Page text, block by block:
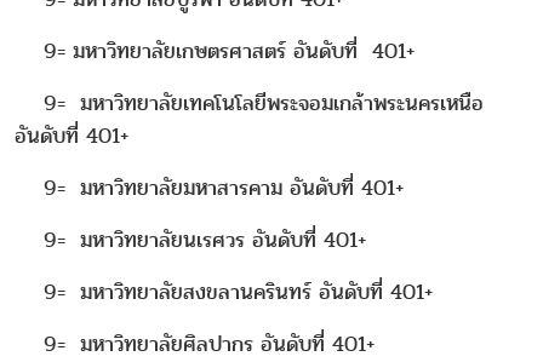
9= มหาวิทยาลัยเกษตรศาสตร์ อันดับที่ 401+
9= มหาวิทยาลัยเทคโนโลยีพระจอมเกล้าพระนครเหนือ
อันดับที่ 401+
9= มหาวิทยาลัยมหาสารคาม อันดับที่ 401+
9= มหาวิทยาลัยนเรศวร อันดับที่ 401+
9= มหาวิทยาลัยสงขลานครินทร์ อันดับที่ 401+
9= มหาวิทยาลัยศิลปากร อันดับที่ 401+